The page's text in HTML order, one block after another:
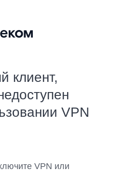
клиент,
VPN
VPN или